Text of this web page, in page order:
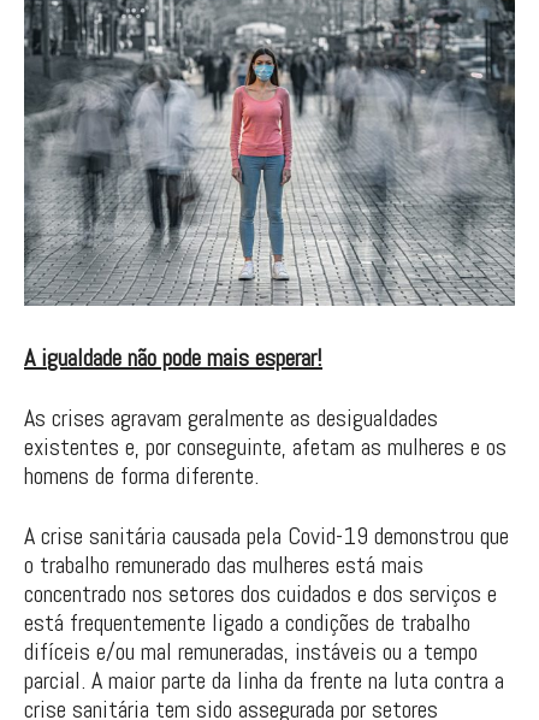
A igualdade não pode mais esperar!
As crises agravam geralmente as desigualdades
existentes e, por conseguinte, afetam as mulheres e os
homens de forma diferente.
A crise sanitária causada pela Covid-19 demonstrou que
o trabalho remunerado das mulheres está mais
concentrado nos setores dos cuidados e dos serviços e
está frequentemente ligado a condições de trabalho
difíceis e/ou mal remuneradas, instáveis ou a tempo
parcial. A maior parte da linha da frente na luta contra a
crise sanitária tem sido assegurada por setores